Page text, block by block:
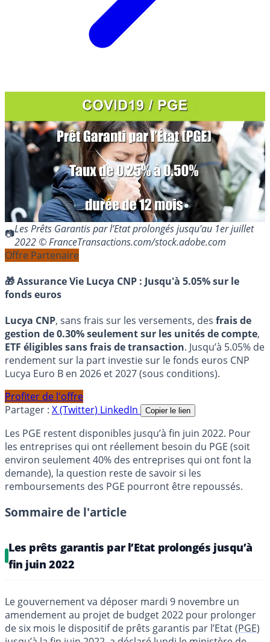
Les Prêts Garantis par l’Etat prolongés jusqu’au 1er juillet
2022 © FranceTransactions.com/stock.adobe.com
Offre Partenaire
🎁 Assurance Vie Lucya CNP : Jusqu'à 5.05% sur le
fonds euros
Lucya CNP, sans frais sur les versements, des frais de
gestion de 0.30% seulement sur les unités de compte,
ETF éligibles sans frais de transaction. Jusqu’à 5.05% de
rendement sur la part investie sur le fonds euros CNP
Lucya Euro B en 2026 et 2027 (sous conditions).
Profiter de l'offre
Partager : X (Twitter) LinkedIn Copier le lien
Les PGE restent disponibles jusqu’à fin juin 2022. Pour
les entreprises qui ont réellement besoin du PGE (soit
environ seulement 40% des entreprises qui ont font la
demande), la question reste de savoir si les
remboursements des PGE pourront être repoussés.
Sommaire de l'article
Les prêts garantis par l’Etat prolongés jusqu’à
fin juin 2022
Le gouvernement va déposer mardi 9 novembre un
amendement au projet de budget 2022 pour prolonger
de six mois le dispositif de prêts garantis par l’Etat (PGE)